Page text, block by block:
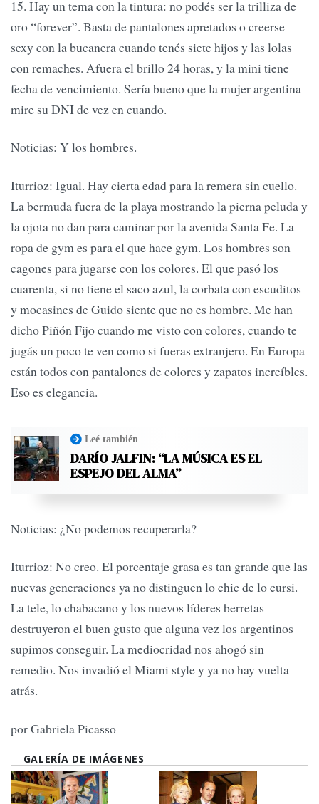
15. Hay un tema con la tintura: no podés ser la trilliza de
oro “forever”. Basta de pantalones apretados o creerse
sexy con la bucanera cuando tenés siete hijos y las lolas
con remaches. Afuera el brillo 24 horas, y la mini tiene
fecha de vencimiento. Sería bueno que la mujer argentina
mire su DNI de vez en cuando.
Noticias: Y los hombres.
Iturrioz: Igual. Hay cierta edad para la remera sin cuello.
La bermuda fuera de la playa mostrando la pierna peluda y
la ojota no dan para caminar por la avenida Santa Fe. La
ropa de gym es para el que hace gym. Los hombres son
cagones para jugarse con los colores. El que pasó los
cuarenta, si no tiene el saco azul, la corbata con escuditos
y mocasines de Guido siente que no es hombre. Me han
dicho Piñón Fijo cuando me visto con colores, cuando te
jugás un poco te ven como si fueras extranjero. En Europa
están todos con pantalones de colores y zapatos increíbles.
Eso es elegancia.
Leé también
DARÍO JALFIN: “LA MÚSICA ES EL
ESPEJO DEL ALMA”
Noticias: ¿No podemos recuperarla?
Iturrioz: No creo. El porcentaje grasa es tan grande que las
nuevas generaciones ya no distinguen lo chic de lo cursi.
La tele, lo chabacano y los nuevos líderes berretas
destruyeron el buen gusto que alguna vez los argentinos
supimos conseguir. La mediocridad nos ahogó sin
remedio. Nos invadió el Miami style y ya no hay vuelta
atrás.
por Gabriela Picasso
GALERÍA DE IMÁGENES